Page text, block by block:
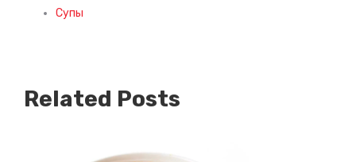
Супы
Related Posts